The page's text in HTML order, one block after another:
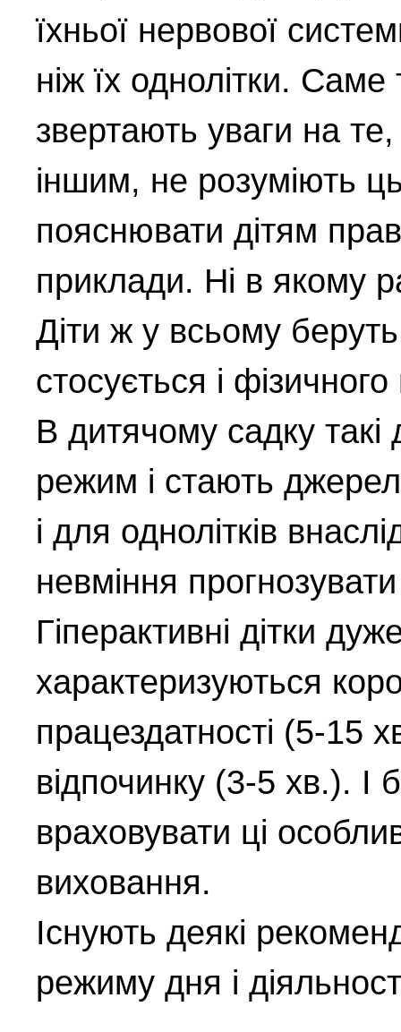
їхньої нервової
ніж їх однолітки.
звертають уваги на
іншим, не розуміють
пояснювати дітям
приклади. Ні в якому
Діти ж у всьому
стосується і
В дитячому садку такі
режим і стають
і для однолітків
невміння
Гіперактивні дітки
характеризуються
працездатності (5-15
відпочинку (3-5 хв.). І
враховувати ці
виховання.
Існують деякі
режиму дня і